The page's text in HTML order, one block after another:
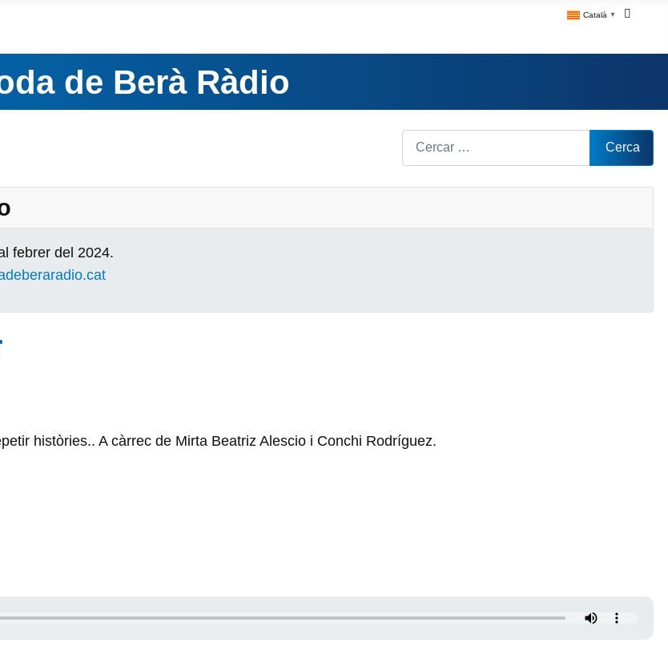
Català ▼
de Berà Ràdio
Cerca Cerca
febrer del 2024.
històries.. A càrrec de Mirta Beatriz Alescio i Conchi Rodríguez.